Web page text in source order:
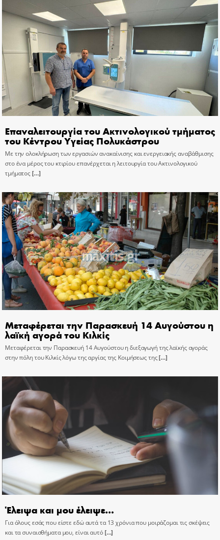
Επαναλειτουργία του Ακτινολογικού τμήματος
του Κέντρου Υγείας Πολυκάστρου
Με την ολοκλήρωση των εργασιών ανακαίνισης και ενεργειακής αναβάθμισης
στο ένα μέρος του κτιρίου επανέρχεται η λειτουργία του Ακτινολογικού
τμήματος[…]
Μεταφέρεται την Παρασκευή 14 Αυγούστου η
λαϊκή αγορά του Κιλκίς
Μεταφέρεται την Παρασκευή 14 Αυγούστου η διεξαγωγή της λαϊκής αγοράς
στην πόλη του Κιλκίς λόγω της αργίας της Κοιμήσεως της[…]
Έλειψα και μου έλειψε…
Για όλους εσάς που είστε εδώ αυτά τα 13 χρόνια που μοιράζομαι τις σκέψεις
και τα συναισθήματα μου, είναι αυτό[…]